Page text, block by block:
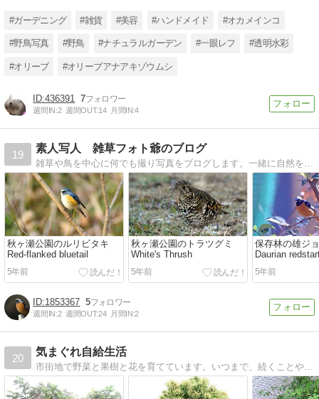
#ガーデニング #雑貨 #美容 #ハンドメイド #オカメインコ
#野鳥写真 #野鳥 #ナチュラルガーデン #一眼レフ #透明水彩
#オリーブ #オリーブアナアキゾウムシ
436391 7
週間IN:2 週間OUT:14 月間IN:4
19
素人写人 雑草フォト爺のブログ
秋ヶ瀬公園のルリビタキ
Red-flanked bluetail
5年前
秋ヶ瀬公園のトラツグミ
White's Thrush
5年前
保存林の雄ジ
Daurian
5年前
1853367 5
週間IN:2 週間OUT:24 月間IN:2
20
気まぐれ自給生活
市街地で野菜と果樹と花を育てています。いつまで、続くことやら・・。また、山野に自生する草木を好んで栽培しています。